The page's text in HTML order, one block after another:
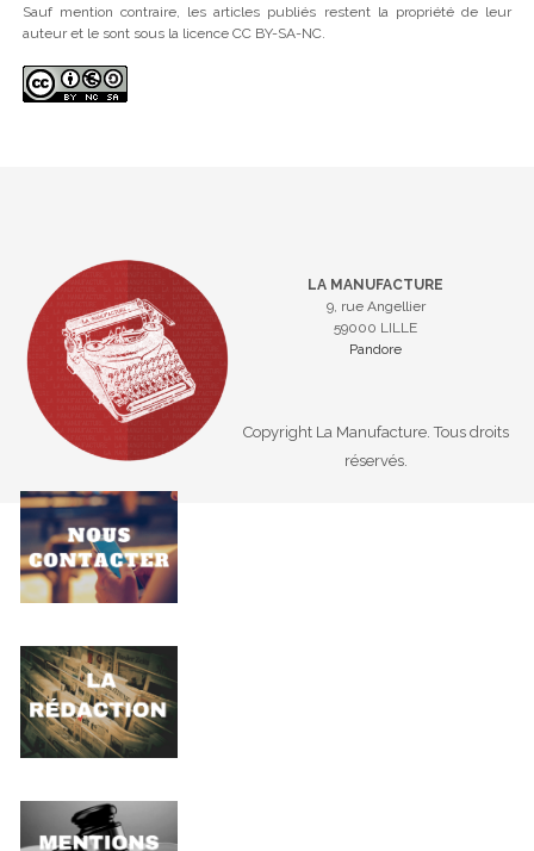
Sauf mention contraire, les articles publiés restent la propriété de leur
auteur et le sont sous la licence CC BY-SA-NC.
LA MANUFACTURE
9, rue Angellier
59000 LILLE
Pandore
Copyright La Manufacture. Tous droits
réservés.